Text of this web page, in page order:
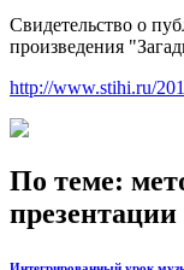
Cвидетельство о
произведения
http://www.stihi.ru/
По теме: